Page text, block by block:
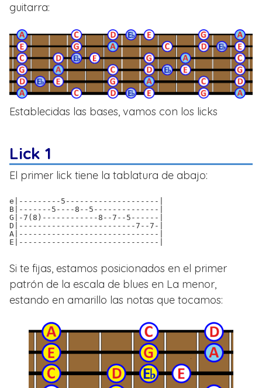
guitarra:
Establecidas las bases, vamos con los licks
Lick 1
El primer lick tiene la tablatura de abajo:
e|---------5--------------------|
B|-------5----8--5--------------|
G|-7(8)------------8--7--5------|
D|-------------------------7--7-|
A|------------------------------|
E|------------------------------|
Si te fijas, estamos posicionados en el primer
patrón de la escala de blues en La menor,
estando en amarillo las notas que tocamos: